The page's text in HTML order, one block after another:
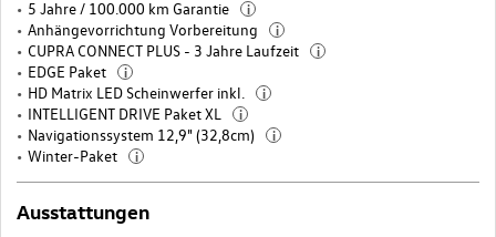
5 Jahre / 100.000 km Garantie i
Anhängevorrichtung Vorbereitung i
CUPRA CONNECT PLUS - 3 Jahre Laufzeit i
EDGE Paket i
HD Matrix LED Scheinwerfer inkl. i
INTELLIGENT DRIVE Paket XL i
Navigationssystem 12,9" (32,8cm) i
Winter-Paket i
Ausstattungen